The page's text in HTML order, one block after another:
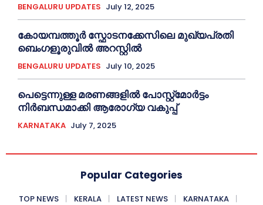
BENGALURU UPDATES July 12, 2025
കോയമ്പത്തൂർ സ്ഫോടനക്കേസിലെ മുഖ്യപ്രതി
ബെംഗളൂരുവിൽ അറസ്റ്റിൽ
BENGALURU UPDATES July 10, 2025
പെട്ടെന്നുള്ള മരണങ്ങളിൽ പോസ്റ്റ്മോർട്ടം
നിർബന്ധമാക്കി ആരോഗ്യ വകുപ്പ്
KARNATAKA July 7, 2025
Popular Categories
TOP NEWS KERALA LATEST NEWS
KARNATAKA